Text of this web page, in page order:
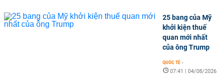
25 bang của Mỹ
khởi kiện thuế
quan mới nhất
của ông Trump
QUỐC TẾ -
07:41 | 04/08/2026